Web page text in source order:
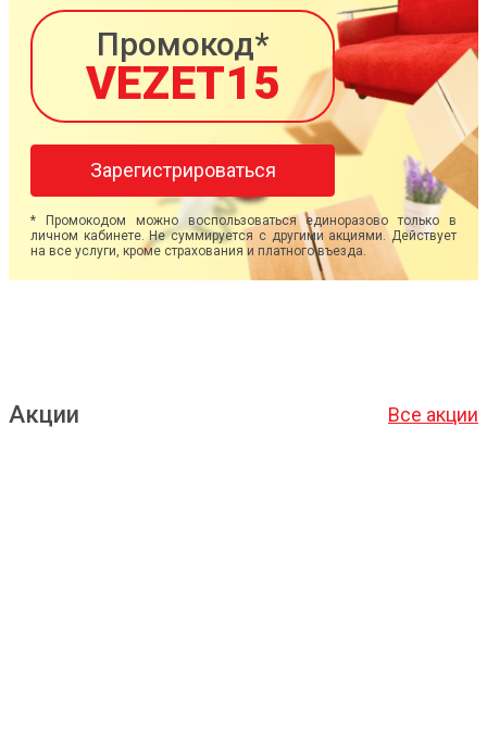
Промокод*
VEZET15
Зарегистрироваться
* Промокодом можно воспользоваться единоразово только в
личном кабинете. Не суммируется с другими акциями. Действует
на все услуги, кроме страхования и платного въезда.
Акции Все акции